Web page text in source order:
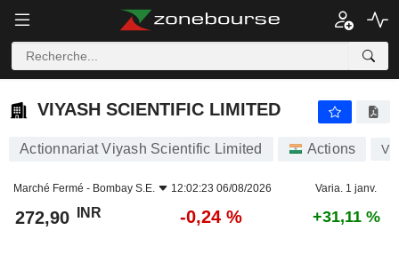
VIYASH SCIENTIFIC LIMITED
VIYASH SCIENTIFIC LIMITED
Actionnariat Viyash Scientific Limited Actions
Marché Fermé - Bombay S.E. 12:02:23 06/08/2026 Varia. 1 janv.
272,90 INR -0,24 % +31,11 %